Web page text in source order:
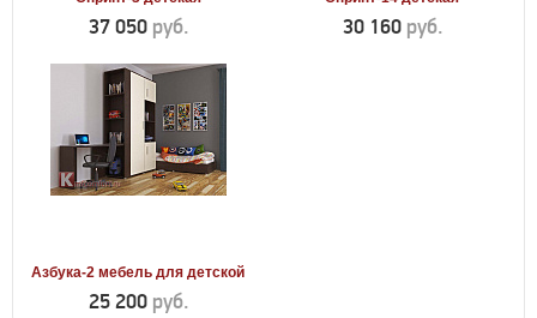
37 050 руб. 30 160 руб.
Азбука-2 мебель для детской
25 200 руб.